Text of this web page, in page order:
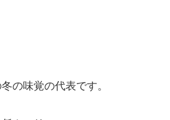
の味覚の代表です。